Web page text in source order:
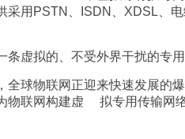
采用PSTN、ISDN、XDSL、
条虚拟的、不受外界干扰的
全球物联网正迎来快速发展的
物联网构建虚 拟专用传输网